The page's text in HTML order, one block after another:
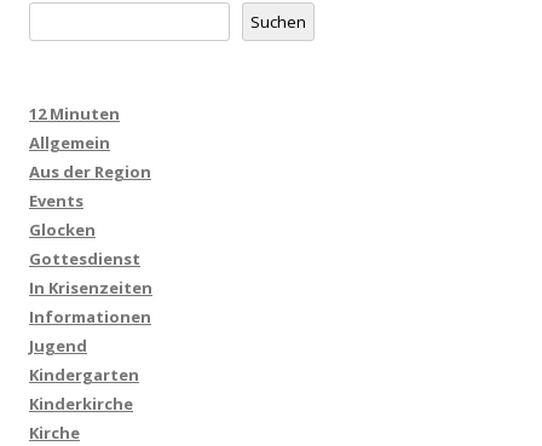
Suchen
12 Minuten
Allgemein
Aus der Region
Events
Glocken
Gottesdienst
In Krisenzeiten
Informationen
Jugend
Kindergarten
Kinderkirche
Kirche